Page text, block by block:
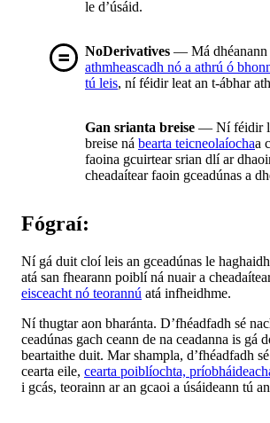
le d’úsáid.
NoDerivatives — Má dhéanann
athmheascadh nó a athrú ó
tú leis, ní féidir leat an t-ábhar
Gan srianta breise — Ní féidir
breise ná bearta teicneolaíochaa
faoina gcuirtear srian dlí ar
cheadaítear faoin gceadúnas a
Fógraí:
Ní gá duit cloí leis an gceadúnas le
atá san fhearann poiblí ná nuair a
eisceacht nó teorannú atá infheidhme.
Ní thugtar aon bharánta. D’fhéadfadh sé
ceadúnas gach ceann de na ceadanna is gá
beartaithe duit. Mar shampla, d’fhéadfadh
cearta eile, cearta poiblíochta,
i gcás, teorainn ar an gcaoi a úsáideann tú